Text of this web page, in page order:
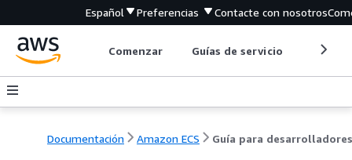
Español Preferencias Contacte con nosotros
Comenzar Guías de servicio
Documentación Amazon ECS Guía para desarrolladores